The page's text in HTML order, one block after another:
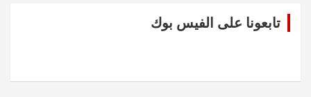
تابعونا على الفيس بوك